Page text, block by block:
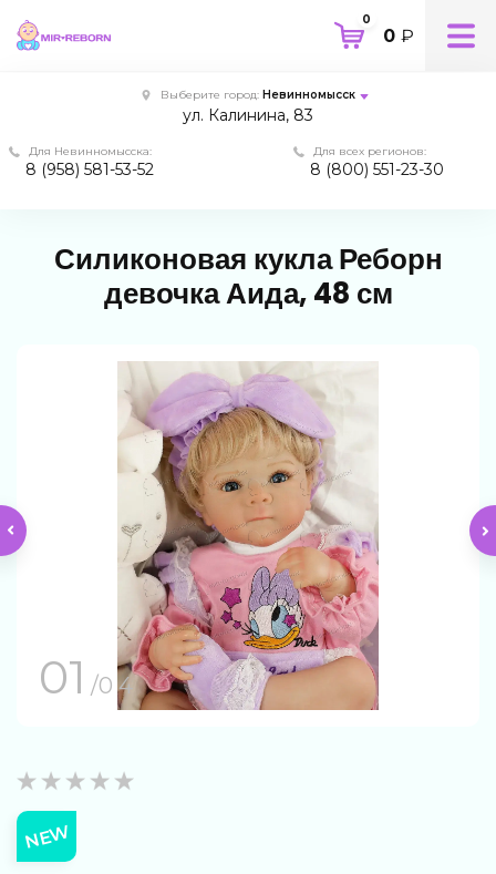
0
0 ₽
Выберите город: Невинномысск
ул. Калинина, 83
Для всех регионов:
8 (800) 551-23-30
Для Невинномысска:
8 (958) 581-53-52
Силиконовая кукла Реборн
девочка Аида, 48 см
01 /0 4
NEW